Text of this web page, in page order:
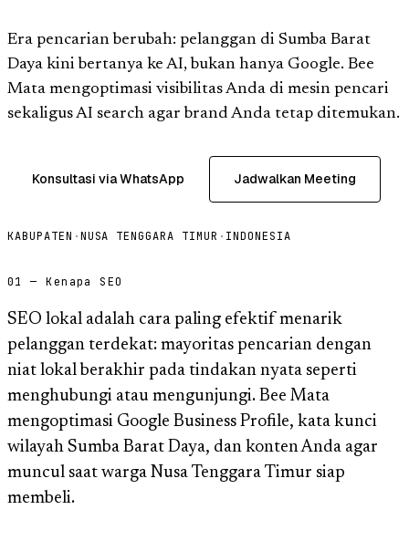
Era pencarian berubah: pelanggan di Sumba Barat
Daya kini bertanya ke AI, bukan hanya Google. Bee
Mata mengoptimasi visibilitas Anda di mesin pencari
sekaligus AI search agar brand Anda tetap ditemukan.
Konsultasi via WhatsApp Jadwalkan Meeting
KABUPATEN ·NUSA TENGGARA TIMUR · INDONESIA
01 — Kenapa SEO
SEO lokal adalah cara paling efektif menarik
pelanggan terdekat: mayoritas pencarian dengan
niat lokal berakhir pada tindakan nyata seperti
menghubungi atau mengunjungi. Bee Mata
mengoptimasi Google Business Profile, kata kunci
wilayah Sumba Barat Daya, dan konten Anda agar
muncul saat warga Nusa Tenggara Timur siap
membeli.